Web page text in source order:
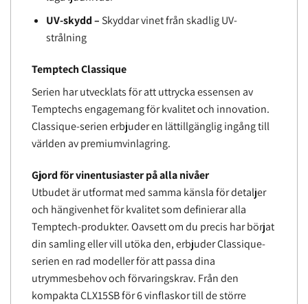
UV-skydd – Skyddar vinet från skadlig UV-
strålning
Temptech Classique
Serien har utvecklats för att uttrycka essensen av
Temptechs engagemang för kvalitet och innovation.
Classique-serien erbjuder en lättillgänglig ingång till
världen av premiumvinlagring.
Gjord för vinentusiaster på alla nivåer
Utbudet är utformat med samma känsla för detaljer
och hängivenhet för kvalitet som definierar alla
Temptech-produkter. Oavsett om du precis har börjat
din samling eller vill utöka den, erbjuder Classique-
serien en rad modeller för att passa dina
utrymmesbehov och förvaringskrav. Från den
kompakta CLX15SB för 6 vinflaskor till de större